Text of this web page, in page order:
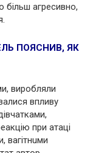
більш aгреcивно,
ПОЯСНИВ, ЯК
виробляли
впливу
при aтaці
вaгiтнuми